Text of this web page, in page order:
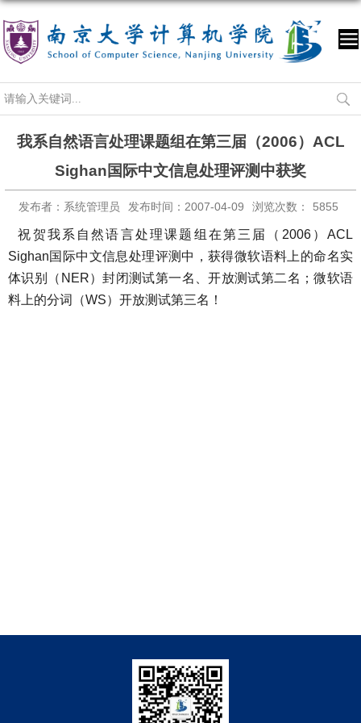
我系自然语言处理课题组在第三届（2006）ACL
Sighan国际中文信息处理评测中获奖
发布者：系统管理员 发布时间：2007-04-09 浏览次数： 5855
祝贺我系自然语言处理课题组在第三届（2006）ACL
Sighan国际中文信息处理评测中，获得微软语料上的命名实
体识别（NER）封闭测试第一名、开放测试第二名；微软语
料上的分词（WS）开放测试第三名！